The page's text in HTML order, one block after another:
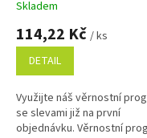
Skladem
114,22 Kč / ks
DETAIL
Využijte náš věrnostní
se slevami již na první
objednávku. Věrnostní